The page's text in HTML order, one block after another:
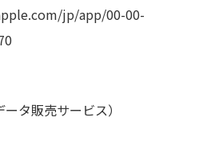
jp/app/00-00-
タ販売サービス）